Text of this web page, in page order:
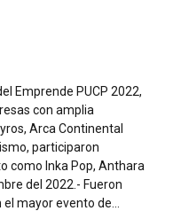
Emprende PUCP 2022,
con amplia
Arca Continental
participaron
como Inka Pop, Anthara
del 2022.- Fueron
mayor evento de...